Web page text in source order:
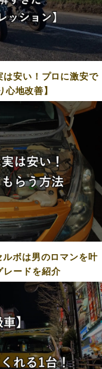
は安い！プロに激安で
地改善】
ルボは男のロマンを叶
レードを紹介